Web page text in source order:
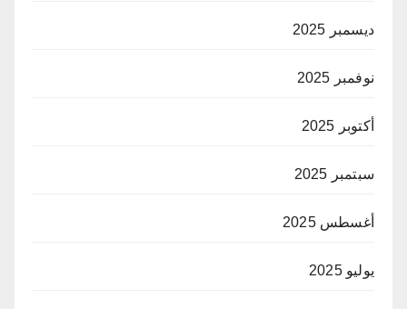
ديسمبر 2025
نوفمبر 2025
أكتوبر 2025
سبتمبر 2025
أغسطس 2025
يوليو 2025